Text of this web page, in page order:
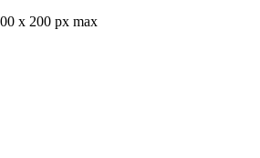
x 200 px max